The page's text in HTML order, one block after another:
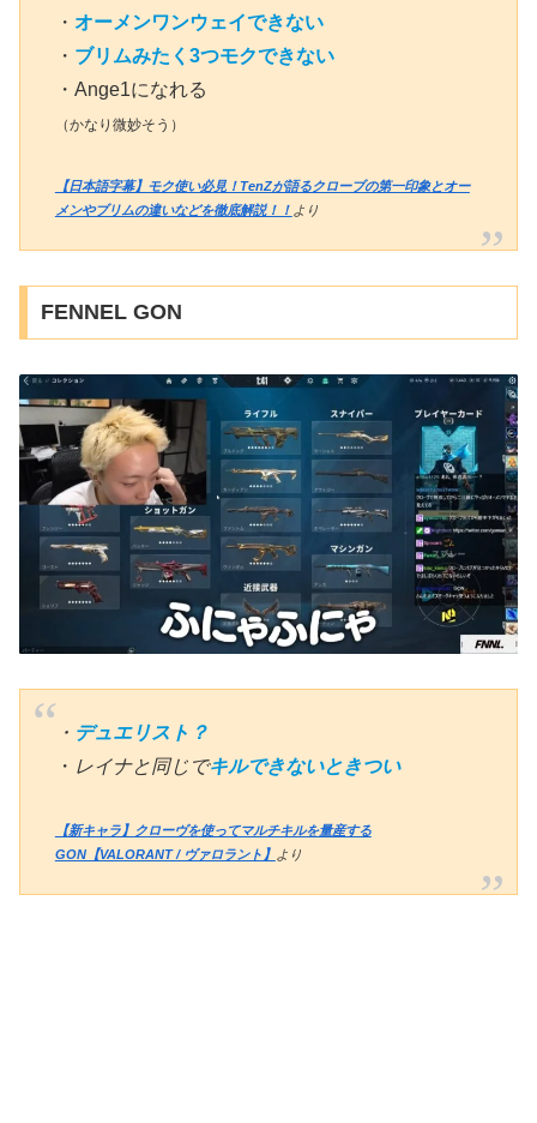
・ オーメンワンウェイできない
・ ブリムみたく3つモクできない
・Ange1になれる
（かなり 微妙そう）
【日本語字幕】モク使い必見！TenZが語るクローブの第一印象とオー
メンやブリムの違いなどを徹底解説！！ より
FENNEL GON
・ デュエリスト？
・ レイナと同じでキルできないときつい
【新キャラ】クローヴを使ってマルチキルを量産する
GON【VALORANT / ヴァロラント】 より